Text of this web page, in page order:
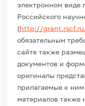
электронном виде
Российского
(http://
обязательным
сайте также
документов и
оригиналы
прилагаемые к
материалов также